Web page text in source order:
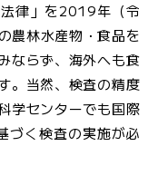
律」を2019年（令
農林水産物・食品を
ならず、海外へも食
。当然、検査の精度
学センターでも国際
く検査の実施が必